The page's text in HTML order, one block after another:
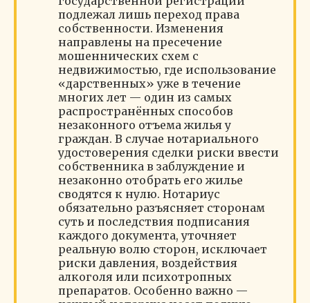
подлежал лишь переход права
собственности. Изменения
направлены на пресечение
мошеннических схем с
недвижимостью, где использование
«дарственных» уже в течение
многих лет — один из самых
распространённых способов
незаконного отъема жилья у
граждан. В случае нотариального
удостоверения сделки риски ввести
собственника в заблуждение и
незаконно отобрать его жилье
сводятся к нулю. Нотариус
обязательно разъясняет сторонам
суть и последствия подписания
каждого документа, уточняет
реальную волю сторон, исключает
риски давления, воздействия
алкоголя или психотропных
препаратов. Особенно важно —